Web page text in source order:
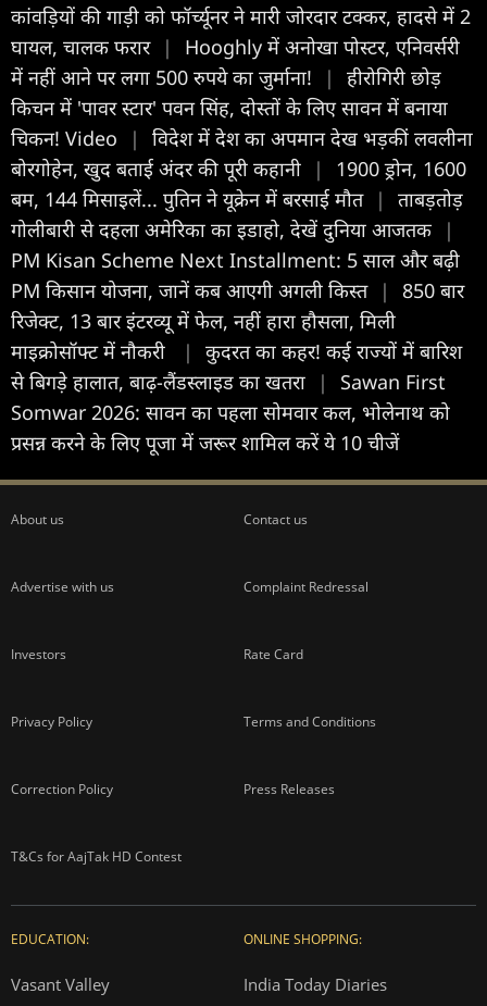
कांवड़ियों की गाड़ी को फॉर्च्यूनर ने मारी जोरदार टक्कर, हादसे में 2
घायल, चालक फरार |
Hooghly में अनोखा पोस्टर, एनिवर्सरी
में नहीं आने पर लगा 500 रुपये का जुर्माना!
|
हीरोगिरी छोड़
किचन में 'पावर स्टार' पवन सिंह, दोस्तों के लिए सावन में बनाया
चिकन! Video
|
विदेश में देश का अपमान देख भड़कीं लवलीना
बोरगोहेन, खुद बताई अंदर की पूरी कहानी
|
1900 ड्रोन, 1600
बम, 144 मिसाइलें... पुतिन ने यूक्रेन में बरसाई मौत |
ताबड़तोड़
गोलीबारी से दहला अमेरिका का इडाहो, देखें दुनिया आजतक
|
PM Kisan Scheme Next Installment: 5 साल और बढ़ी
PM किसान योजना, जानें कब आएगी अगली किस्‍त |
850 बार
रिजेक्ट, 13 बार इंटरव्यू में फेल, नहीं हारा हौसला, मिली
माइक्रोसॉफ्ट में नौकरी
|
कुदरत का कहर! कई राज्यों में बारिश
से बिगड़े हालात, बाढ़-लैंडस्लाइड का खतरा
|
Sawan First
Somwar 2026: सावन का पहला सोमवार कल, भोलेनाथ को
प्रसन्न करने के लिए पूजा में जरूर शामिल करें ये 10 चीजें
About us Contact us
Advertise with us Complaint Redressal
Investors Rate Card
Privacy Policy Terms and Conditions
Correction Policy Press Releases
T&Cs for AajTak HD Contest
EDUCATION:
Vasant Valley
ONLINE SHOPPING:
India Today Diaries